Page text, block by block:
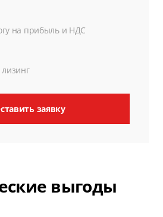
на прибыль и НДС
заявку
выгоды